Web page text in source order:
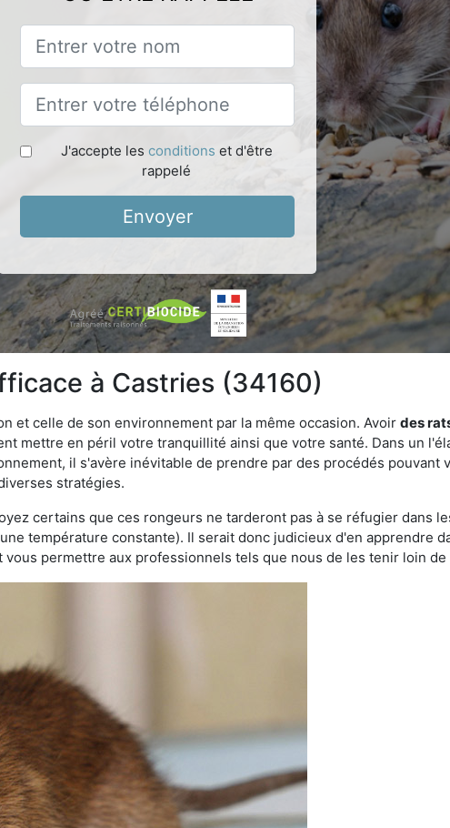
J'accepte les conditions et d'être
rappelé
Envoyer
à Castries (34160)
et celle de son environnement par la même occasion. Avoir des
mettre en péril votre tranquillité ainsi que votre santé. Dans un
il s'avère inévitable de prendre par des procédés pouvant
stratégies.
certains que ces rongeurs ne tarderont pas à se réfugier dans
température constante). Il serait donc judicieux d'en apprendre
permettre aux professionnels tels que nous de les tenir loin